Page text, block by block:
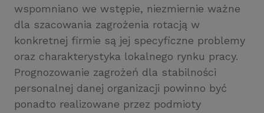
wspomniano we wstępie, niezmiernie ważne
dla szacowania zagrożenia rotacją w
konkretnej firmie są jej specyficzne problemy
oraz charakterystyka lokalnego rynku pracy.
Prognozowanie zagrożeń dla stabilności
personalnej danej organizacji powinno być
ponadto realizowane przez podmioty